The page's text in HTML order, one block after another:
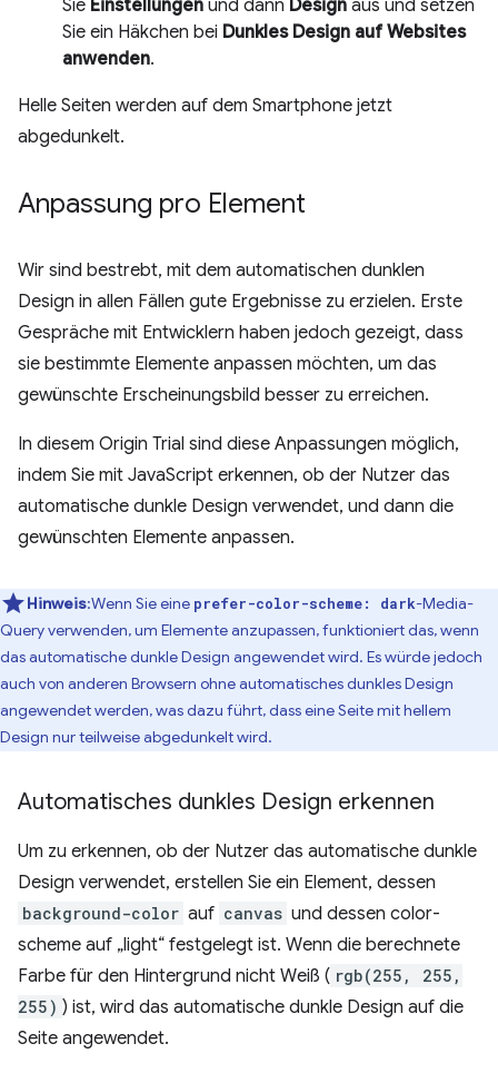
Sie Einstellungen und dann Design aus und setzen
Sie ein Häkchen bei Dunkles Design auf Websites
anwenden.
Helle Seiten werden auf dem Smartphone jetzt
abgedunkelt.
Anpassung pro Element
Wir sind bestrebt, mit dem automatischen dunklen
Design in allen Fällen gute Ergebnisse zu erzielen. Erste
Gespräche mit Entwicklern haben jedoch gezeigt, dass
sie bestimmte Elemente anpassen möchten, um das
gewünschte Erscheinungsbild besser zu erreichen.
In diesem Origin Trial sind diese Anpassungen möglich,
indem Sie mit JavaScript erkennen, ob der Nutzer das
automatische dunkle Design verwendet, und dann die
gewünschten Elemente anpassen.
Hinweis:Wenn Sie eine prefer-color-scheme: dark-Media-
Query verwenden, um Elemente anzupassen, funktioniert das, wenn
das automatische dunkle Design angewendet wird. Es würde jedoch
auch von anderen Browsern ohne automatisches dunkles Design
angewendet werden, was dazu führt, dass eine Seite mit hellem
Design nur teilweise abgedunkelt wird.
Automatisches dunkles Design erkennen
Um zu erkennen, ob der Nutzer das automatische dunkle
Design verwendet, erstellen Sie ein Element, dessen
background-color auf canvas und dessen color-
scheme auf „light“ festgelegt ist. Wenn die berechnete
Farbe für den Hintergrund nicht Weiß ( rgb(255, 255,
255) ) ist, wird das automatische dunkle Design auf die
Seite angewendet.